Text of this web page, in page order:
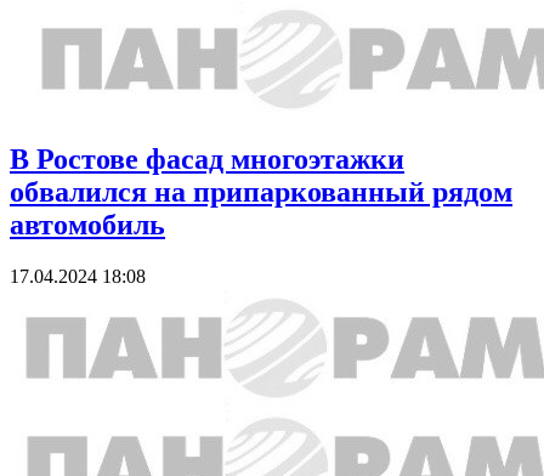
В Ростове фасад многоэтажки
обвалился на припаркованный рядом
автомобиль
17.04.2024 18:08